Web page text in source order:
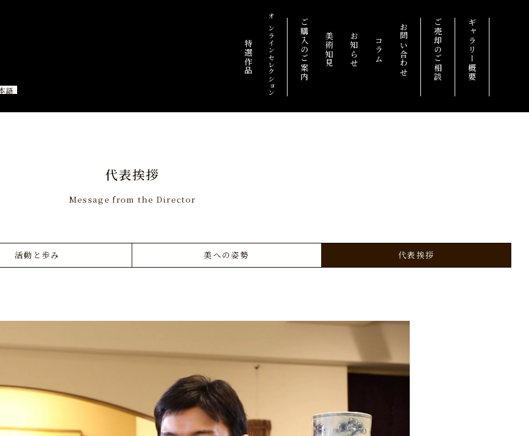
語
特選作品 オンラインセレクション ご購入のご案内 美術知見 お知らせ コラム お問い合わせ ご売却のご相談 ギャラリー概要
代表挨拶
Message from the Director
活動と歩み 美への姿勢 代表挨拶